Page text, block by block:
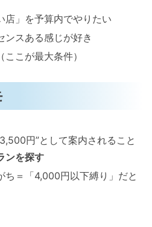
店」を予算内でやりたい
ンスある感じが好き
こが最大条件）
円”として案内されること
ンを探す
ち＝「4,000円以下縛り」だと